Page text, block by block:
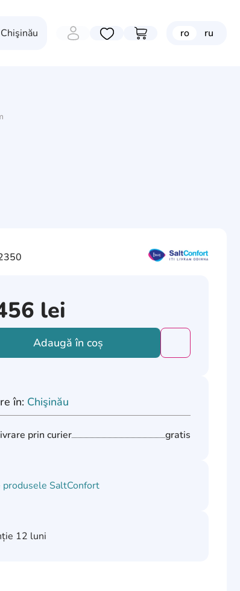
Chişinău Избранные товары
Перейти в корзину
ro ru
lei
Adaugă în coș
în: Chişinău
prin curier gratis
produsele SaltConfort
12 luni